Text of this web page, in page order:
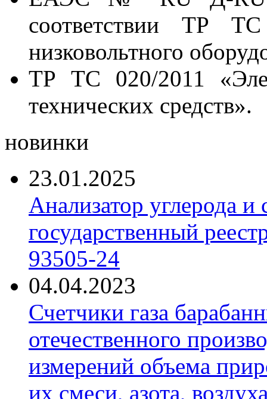
соответствии ТР
низковольтного
ТР ТС 020/2011
технических средств».
новинки
23.01.2025
Анализатор углерода
государственный
93505-24
04.04.2023
Счетчики газа
отечественного
измерений объема
их смеси, азота,